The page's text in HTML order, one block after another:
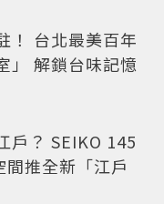
！ 台北最美百年
」 解鎖台味記憶
戶？ SEIKO 145
間推全新「江戶